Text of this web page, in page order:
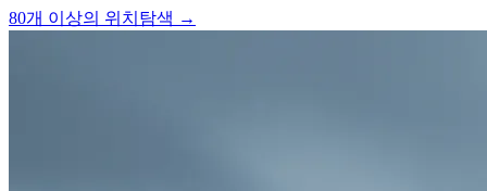
80개 이상의 위치 탐색 →